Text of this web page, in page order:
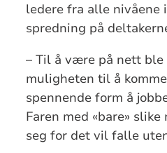
ledere fra alle
spredning på
– Til å være på nett
muligheten til å
spennende form å
Faren med «bare»
seg for det vil falle